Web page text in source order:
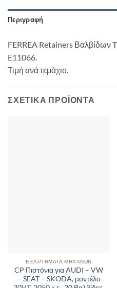
Περιγραφή
FERREA Retainers Βαλβίδων
E11066.
Τιμή ανά τεμάχιο.
ΣΧΕΤΙΚΆ ΠΡΟΪΌΝΤΑ
ΕΞΑΡΤΉΜΑΤΑ ΜΗΧΑΝΏΝ
CP Πιστόνια για AUDI – VW
– SEAT – SKODA, μοντέλο